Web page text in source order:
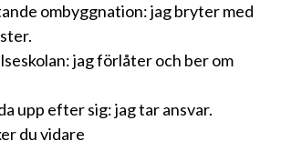
ombyggnation: jag bryter med
jag förlåter och ber om
upp efter sig: jag tar ansvar.
du vidare